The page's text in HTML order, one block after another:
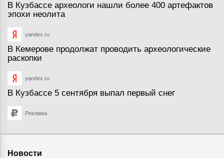
В Кузбассе археологи нашли более 400 артефактов
эпохи неолита
yandex.ru
В Кемерове продолжат проводить археологические
раскопки
yandex.ru
В Кузбассе 5 сентября выпал первый снег
Реклама
Новости